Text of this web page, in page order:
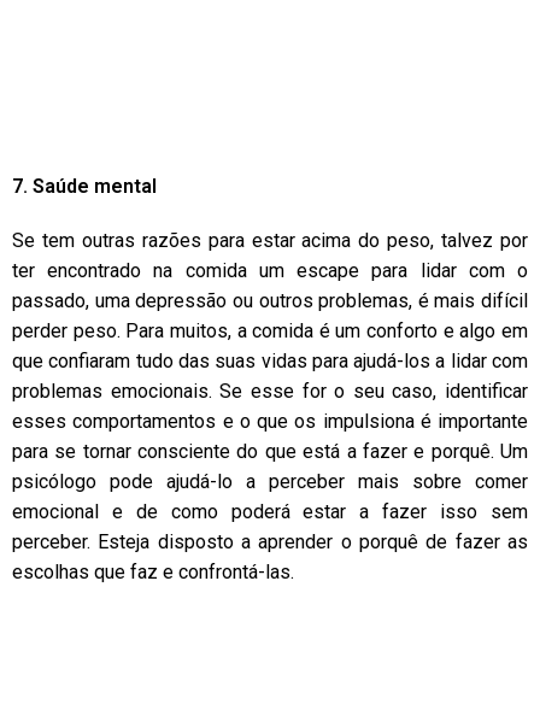
7. Saúde mental
Se tem outras razões para estar acima do peso, talvez por
ter encontrado na comida um escape para lidar com o
passado, uma depressão ou outros problemas, é mais difícil
perder peso. Para muitos, a comida é um conforto e algo em
que confiaram tudo das suas vidas para ajudá-los a lidar com
problemas emocionais. Se esse for o seu caso, identificar
esses comportamentos e o que os impulsiona é importante
para se tornar consciente do que está a fazer e porquê. Um
psicólogo pode ajudá-lo a perceber mais sobre comer
emocional e de como poderá estar a fazer isso sem
perceber. Esteja disposto a aprender o porquê de fazer as
escolhas que faz e confrontá-las.